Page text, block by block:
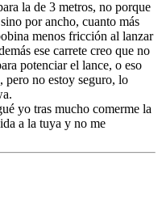
la de 3 metros, no porque
por ancho, cuanto más
menos fricción al lanzar
ese carrete creo que no
potenciar el lance, o eso
pero no estoy seguro, lo
yo tras mucho comerme la
a la tuya y no me